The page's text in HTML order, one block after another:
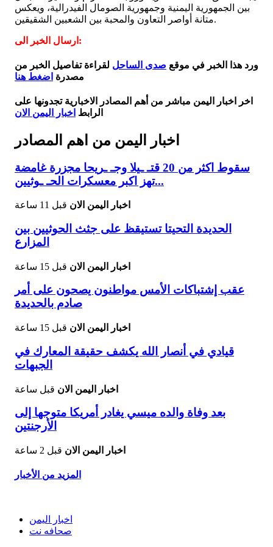
بين الجمهورية اليمنية وجمهورية الصومال الفيدرالية، ويعكس
متانة أواصر التعاون والمحبة بين الشعبين الشقيقين.
ارسال الخبر الى:
ورد هذا الخبر في موقع صدى الساحل لقراءة تفاصيل الخبر من
مصدرة اضغط هنا
اخر اخبار اليمن مباشر من أهم المصادر الاخبارية تجدونها على
الرابط اخبار اليمن الان
اخبار اليمن من اهم المصادر
سقوط اكثر من 20 قتـ ـيلا وجـ ـريحا مجزرة غامضة
تهز اكبر معسكرات الحـ ـوثيين...
اخبار اليمن الان قبل 11 ساعة
الحديدة التحيتا تستيقظ على جثث الحوثيين بين
المزارع
اخبار اليمن الان قبل 15 ساعة
عقب إشتباكات الأمس مواطنون يصحون على أمر
صادم بالحديدة
اخبار اليمن الان قبل 15 ساعة
قيادي في أنصار الله يكشف حقيقة المعارك في
الجبهات
اخبار اليمن الان قبل ساعة
بعد وفاة والده ميسي يغادر أمريكا متوجها إلى
الأرجنتين
اخبار اليمن الان قبل 2 ساعة
المزيد من الأخبار
اخبار اليمن
صحافه نت